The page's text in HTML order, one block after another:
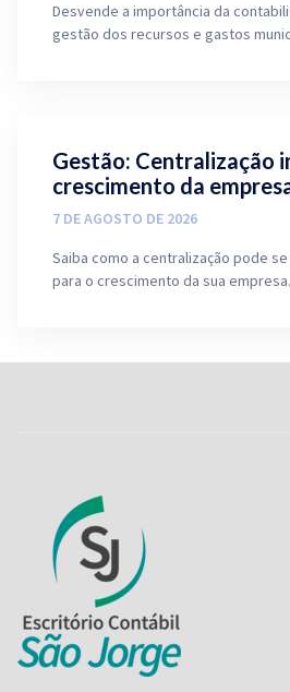
Desvende a importância da
gestão dos recursos e gastos
Gestão: Centralização
crescimento da
7 DE AGOSTO DE 2026
Saiba como a centralização pode
para o crescimento da sua empresa.